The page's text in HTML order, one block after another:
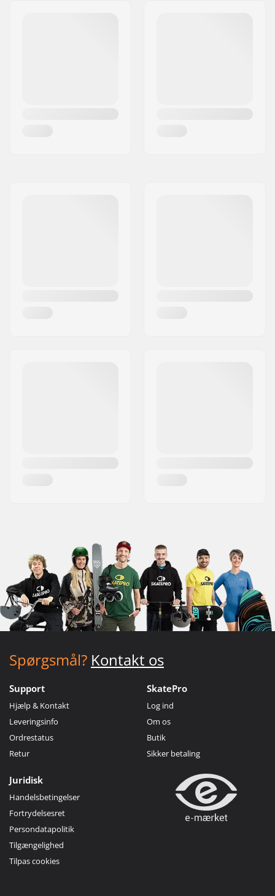
Spørgsmål? Kontakt os
Support
Hjælp & Kontakt
Leveringsinfo
Ordrestatus
Retur
SkatePro
Log ind
Om os
Butik
Sikker betaling
Juridisk
Handelsbetingelser
Fortrydelsesret
Persondatapolitik
Tilgængelighed
Tilpas cookies